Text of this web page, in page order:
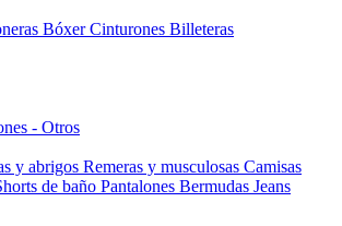
BóxerCinturones Billeteras
- Otros
y abrigos Remeras y musculosas Camisas
de baño Pantalones Bermudas Jeans